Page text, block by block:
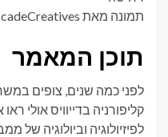
תמונה מאת CascadeCreatives
תוכן המאמר
לפני כמה שנים, צופים
קליפורניה בדייוויס אולי
לפיזיולוגיה וביולוגיה של